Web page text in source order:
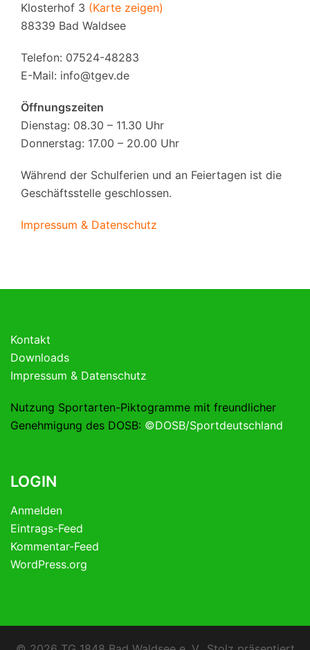
Klosterhof 3 (Karte zeigen)
88339 Bad Waldsee
Telefon: 07524-48283
E-Mail: info@tgev.de
Öffnungszeiten
Dienstag: 08.30 – 11.30 Uhr
Donnerstag: 17.00 – 20.00 Uhr
Während der Schulferien und an Feiertagen ist die
Geschäftsstelle geschlossen.
Impressum & Datenschutz
Kontakt
Downloads
Impressum & Datenschutz
Nutzung Sportarten-Piktogramme mit freundlicher
Genehmigung des DOSB: ©DOSB/Sportdeutschland
LOGIN
Anmelden
Eintrags-Feed
Kommentar-Feed
WordPress.org